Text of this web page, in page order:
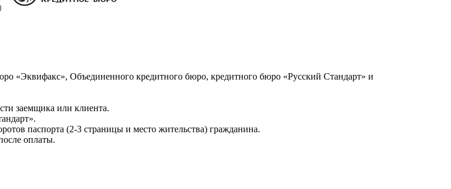
«Эквифакс», Объединенного кредитного бюро, кредитного бюро «Русский Стандарт» и
заемщика или клиента.
паспорта (2-3 страницы и место жительства) гражданина.
оплаты.